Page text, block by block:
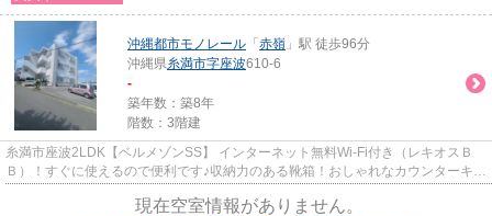
沖縄都市モノレール 「 赤嶺 」駅 徒歩96分
沖縄県糸満市字座波610-6
-
築年数：築8年
階数：3階建
糸満市座波2LDK【ベルメゾンSS】 インターネット無料Wi-Fi付き（レキオスＢ
Ｂ）！すぐに使えるので便利です♪収納力のある靴箱！おしゃれなカウンターキッ
現在空室情報がありません。